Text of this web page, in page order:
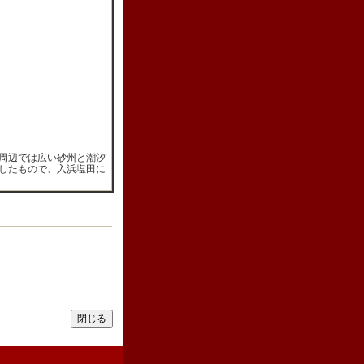
辺では広い砂州と潮汐
たもので、入浜塩田に